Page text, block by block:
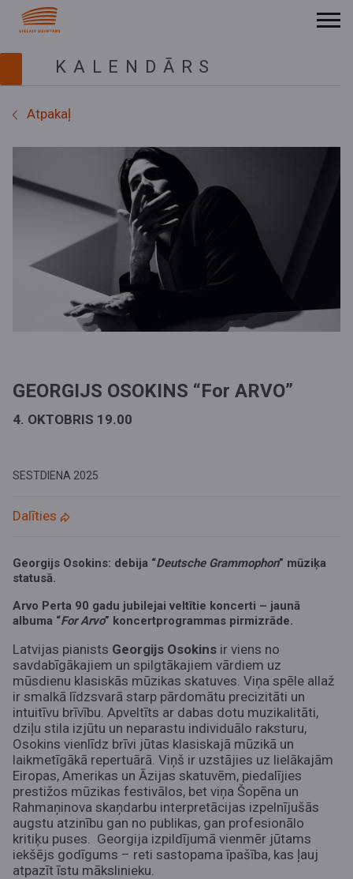
KALENDĀRS
Atpakaļ
GEORGIJS OSOKINS “For ARVO”
4. OKTOBRIS 19.00
SESTDIENA 2025
Dalīties
Georgijs Osokins: debija “Deutsche Grammophon” mūziķa
statusā.
Arvo Perta 90 gadu jubilejai veltītie koncerti – jaunā
albuma “For Arvo” koncertprogrammas pirmizrāde.
Latvijas pianists Georgijs Osokins ir viens no
savdabīgākajiem un spilgtākajiem vārdiem uz
mūsdienu klasiskās mūzikas skatuves. Viņa spēle allaž
ir smalkā līdzsvarā starp pārdomātu precizitāti un
intuitīvu brīvību. Apveltīts ar dabas dotu muzikalitāti,
dziļu stila izjūtu un neparastu individuālo raksturu,
Osokins vienlīdz brīvi jūtas klasiskajā mūzikā un
laikmetīgākā repertuārā. Viņš ir uzstājies uz lielākajām
Eiropas, Amerikas un Āzijas skatuvēm, piedalījies
prestižos mūzikas festivālos, bet viņa Šopēna un
Rahmaņinova skaņdarbu interpretācijas izpelnījušās
augstu atzinību gan no publikas, gan profesionālo
kritiķu puses. Georgija izpildījumā vienmēr jūtams
iekšējs godīgums – reti sastopama īpašība, kas ļauj
atpazīt īstu mākslinieku.